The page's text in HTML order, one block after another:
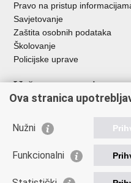
Pravo na pristup
Savjetovanje
Zaštita osobnih podataka
Školovanje
Policijske uprave
Važne poveznice
Ministarstvo unutarnjih
Muzej policije
Centar za mentalno zdravlje
Ova stranica
Nužni
Funkcionalni